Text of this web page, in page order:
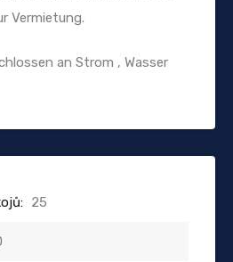
Vermietung.
an Strom , Wasser
25